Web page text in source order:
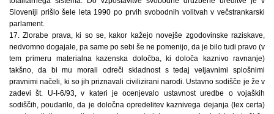
Sloveniji prišlo šele leta 1990 po prvih svobodnih volitvah v večstrankarski
parlament.
17. Zlorabe prava, ki so se, kakor kažejo novejše zgodovinske raziskave,
nedvomno dogajale, pa same po sebi še ne pomenijo, da je bilo tudi pravo (v
tem primeru materialna kazenska določba, ki določa kaznivo ravnanje)
takšno, da bi mu morali odreči skladnost s tedaj veljavnimi splošnimi
pravnimi načeli, ki so jih priznavali civilizirani narodi. Ustavno sodišče je že v
zadevi št. U-I-6/93, v kateri je ocenjevalo ustavnost uredbe o vojaških
sodiščih, poudarilo, da je določna opredelitev kaznivega dejanja (lex certa)